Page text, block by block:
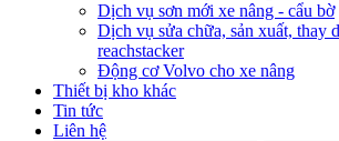
Dịch vụ sơn mới xe nâng - cẩu bờ
Dịch vụ sửa chữa, sản xuất, thay
reachstacker
Động cơ Volvo cho xe nâng
Thiết bị kho khác
Tin tức
Liên hệ